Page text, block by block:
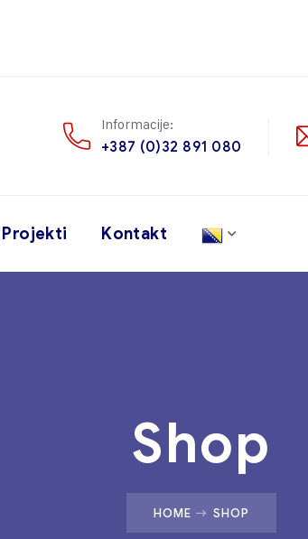
Informacije:
+387 (0)32 891 080
Projekti Kontakt
Shop
HOME SHOP